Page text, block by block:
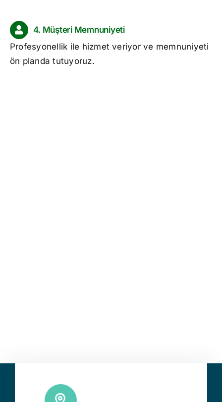
4. Müşteri Memnuniyeti
Profesyonellik ile hizmet veriyor ve memnuniyeti
ön planda tutuyoruz.